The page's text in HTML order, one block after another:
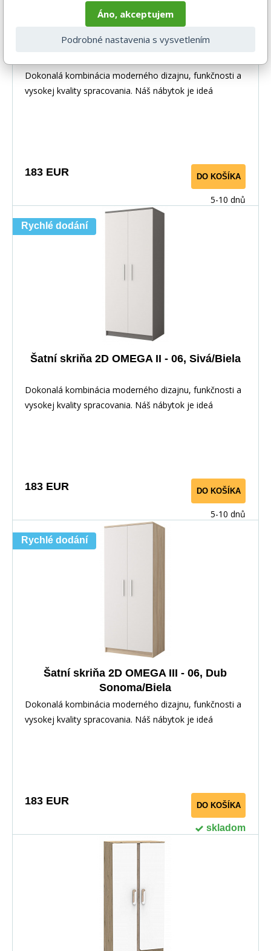
Šatní skriňa 2D OMEGA I - 06, Biela/Biela
Dokonalá kombinácia moderného dizajnu, funkčnosti a
vysokej kvality spracovania. Náš nábytok je ideá
183 EUR DO KOŠÍKA
5-10 dnů
Rychlé dodání
Šatní skriňa 2D OMEGA II - 06, Sivá/Biela
Dokonalá kombinácia moderného dizajnu, funkčnosti a
vysokej kvality spracovania. Náš nábytok je ideá
183 EUR DO KOŠÍKA
5-10 dnů
Rychlé dodání
Šatní skriňa 2D OMEGA III - 06, Dub
Sonoma/Biela
Dokonalá kombinácia moderného dizajnu, funkčnosti a
vysokej kvality spracovania. Náš nábytok je ideá
183 EUR DO KOŠÍKA
skladom
Áno, akceptujem
Podrobné nastavenia s vysvetlením